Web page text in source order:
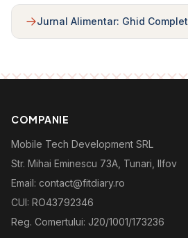
Jurnal Alimentar: Ghid Complet
COMPANIE
Mobile Tech Development SRL
Str. Mihai Eminescu 73A, Tunari, Ilfov
Email: contact@fitdiary.ro
CUI: RO43792346
Reg. Comertului: J20/1001/173236